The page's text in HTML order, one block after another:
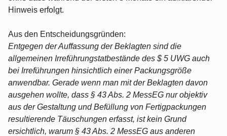
Hinweis erfolgt.
Aus den Entscheidungsgründen:
Entgegen der Auffassung der Beklagten sind die
allgemeinen Irreführungstatbestände des $ 5 UWG auch
bei Irreführungen hinsichtlich einer Packungsgröße
anwendbar. Gerade wenn man mit der Beklagten davon
ausgehen wollte, dass § 43 Abs. 2 MessEG nur objektiv
aus der Gestaltung und Befüllung von Fertigpackungen
resultierende Täuschungen erfasst, ist kein Grund
ersichtlich, warum § 43 Abs. 2 MessEG aus anderen